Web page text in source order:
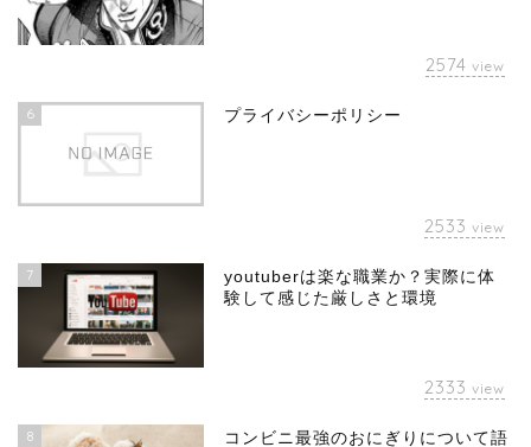
2574 view
6 プライバシーポリシー
2533 view
7
youtuberは楽な職業か？実際に体
験して感じた厳しさと環境
2333 view
8
コンビニ最強のおにぎりについて語